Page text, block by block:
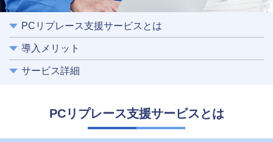
PCリプレース支援サービスとは
導入メリット
サービス詳細
PCリプレース支援サービスとは